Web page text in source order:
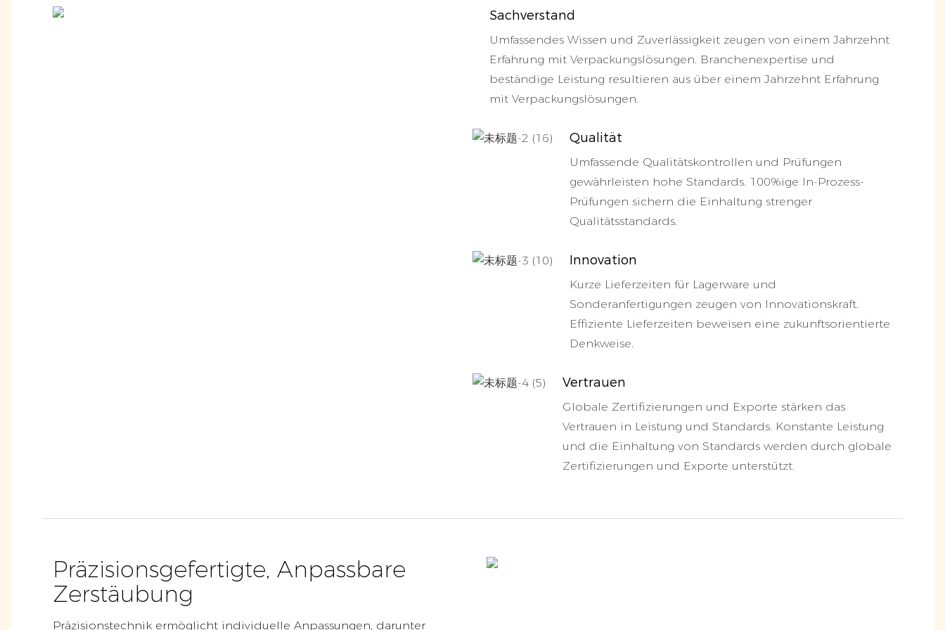
Sachverstand
Umfassendes Wissen und Zuverlässigkeit zeugen von einem Jahrzehnt
Erfahrung mit Verpackungslösungen. Branchenexpertise und
beständige Leistung resultieren aus über einem Jahrzehnt Erfahrung
mit Verpackungslösungen.
Qualität
Umfassende Qualitätskontrollen und Prüfungen
gewährleisten hohe Standards. 100%ige In-Prozess-
Prüfungen sichern die Einhaltung strenger
Qualitätsstandards.
Innovation
Kurze Lieferzeiten für Lagerware und
Sonderanfertigungen zeugen von Innovationskraft.
Effiziente Lieferzeiten beweisen eine zukunftsorientierte
Denkweise.
Vertrauen
Globale Zertifizierungen und Exporte stärken das
Vertrauen in Leistung und Standards. Konstante Leistung
und die Einhaltung von Standards werden durch globale
Zertifizierungen und Exporte unterstützt.
Präzisionsgefertigte, Anpassbare
Zerstäubung
Präzisionstechnik ermöglicht individuelle Anpassungen, darunter